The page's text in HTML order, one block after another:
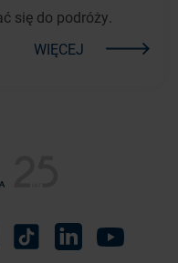
się do podróży.
WIĘCEJ